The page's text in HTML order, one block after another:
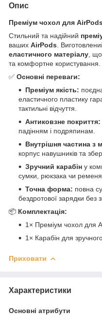
Опис
Преміум чохол для
Стильний та надійний
ваших AirPods .
еластичного матеріалу ,
та комфортне користування.
✅ Основні переваги:
Преміум якість:
еластичного пластику
тактильні відчуття.
Антиковзне покриття:
падінням і подряпинам.
Внутрішня частина з
корпус навушників та
Зручний карабін у
сумки, рюкзака чи ременя.
Точна форма: повна
бездротової зарядки без
📦 Комплектація:
1× Преміум чохол для
1× Карабін для
Приховати
Характеристики
Основні атрибути